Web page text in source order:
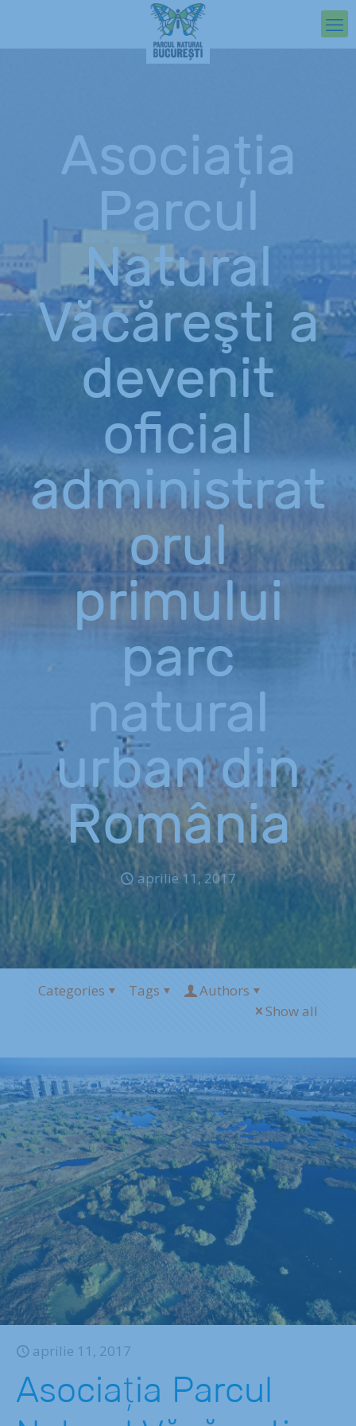
Asociaţia
Parcul
Natural
Văcăreşti a
devenit
oficial
administrat
orul
primului
parc
natural
urban din
România
aprilie 11, 2017
Categories Tags
Authors
Show all
aprilie 11, 2017
Asociaţia Parcul